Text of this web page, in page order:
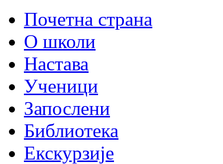
Почетна страна
О школи
Настава
Ученици
Запослени
Библиотека
Екскурзије